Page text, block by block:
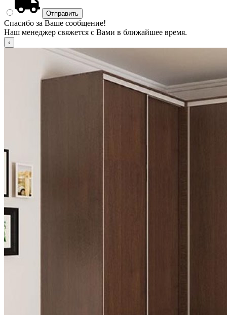
Спасибо за Ваше сообщение!
Наш менеджер свяжется с Вами в ближайшее время.